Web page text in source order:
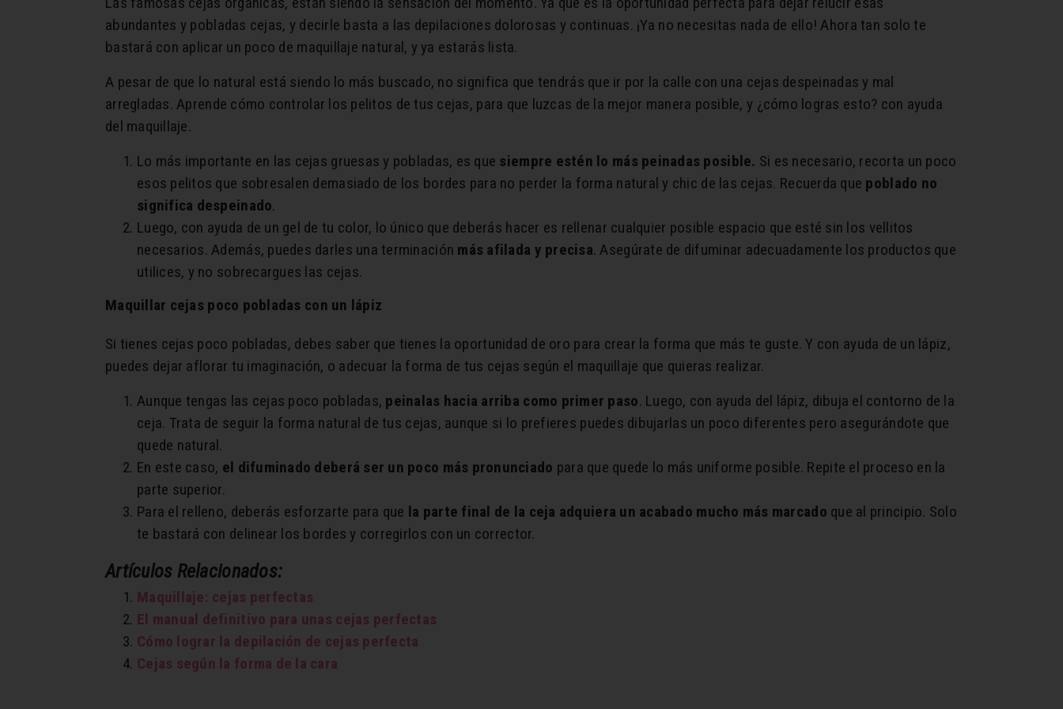
abundantes y pobladas cejas, y decirle basta a las depilaciones dolorosas y continuas. ¡Ya no necesitas nada de ello! Ahora tan solo te
bastará con aplicar un poco de maquillaje natural, y ya estarás lista.
A pesar de que lo natural está siendo lo más buscado, no significa que tendrás que ir por la calle con una cejas despeinadas y mal
arregladas. Aprende cómo controlar los pelitos de tus cejas, para que luzcas de la mejor manera posible, y ¿cómo logras esto? con ayuda
del maquillaje.
Lo más importante en las cejas gruesas y pobladas, es que siempre estén lo más peinadas posible. Si es necesario, recorta un poco
esos pelitos que sobresalen demasiado de los bordes para no perder la forma natural y chic de las cejas. Recuerda que poblado no
significa despeinado.
Luego, con ayuda de un gel de tu color, lo único que deberás hacer es rellenar cualquier posible espacio que esté sin los vellitos
necesarios. Además, puedes darles una terminación más afilada y precisa. Asegúrate de difuminar adecuadamente los productos que
utilices, y no sobrecargues las cejas.
Maquillar cejas poco pobladas con un lápiz
Si tienes cejas poco pobladas, debes saber que tienes la oportunidad de oro para crear la forma que más te guste. Y con ayuda de un lápiz,
puedes dejar aflorar tu imaginación, o adecuar la forma de tus cejas según el maquillaje que quieras realizar.
Aunque tengas las cejas poco pobladas, peinalas hacia arriba como primer paso. Luego, con ayuda del lápiz, dibuja el contorno de la
ceja. Trata de seguir la forma natural de tus cejas, aunque si lo prefieres puedes dibujarlas un poco diferentes pero asegurándote que
quede natural.
En este caso, el difuminado deberá ser un poco más pronunciado para que quede lo más uniforme posible. Repite el proceso en la
parte superior.
Para el relleno, deberás esforzarte para que la parte final de la ceja adquiera un acabado mucho más marcado que al principio. Solo
te bastará con delinear los bordes y corregirlos con un corrector.
Artículos Relacionados:
Maquillaje: cejas perfectas
El manual definitivo para unas cejas perfectas
Cómo lograr la depilación de cejas perfecta
Cejas según la forma de la cara